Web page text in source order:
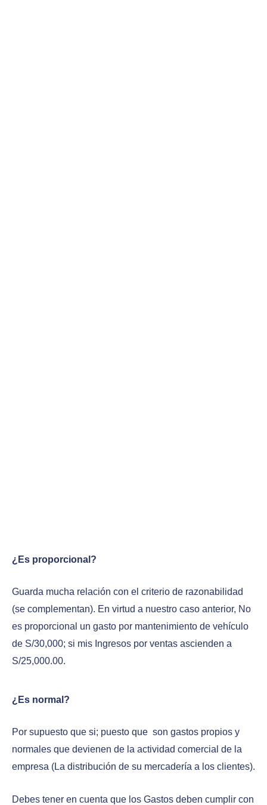
¿Es proporcional?
Guarda mucha relación con el criterio de razonabilidad
(se complementan). En virtud a nuestro caso anterior, No
es proporcional un gasto por mantenimiento de vehículo
de S/30,000; si mis Ingresos por ventas ascienden a
S/25,000.00.
¿Es normal?
Por supuesto que si; puesto que son gastos propios y
normales que devienen de la actividad comercial de la
empresa (La distribución de su mercadería a los clientes).
Debes tener en cuenta que los Gastos deben cumplir con